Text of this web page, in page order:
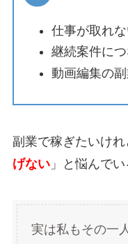
仕事が取れ
継続案件に
動画編集の
副業で稼ぎたいけれ
げない」と悩んでい
実は私もその一